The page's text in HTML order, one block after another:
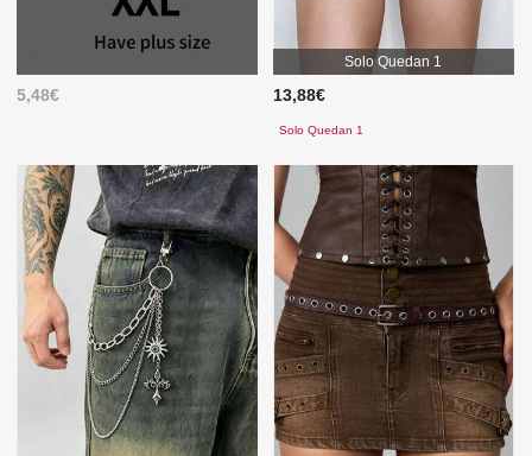
5,48€
Solo Quedan 1
13,88€
Solo Quedan 1